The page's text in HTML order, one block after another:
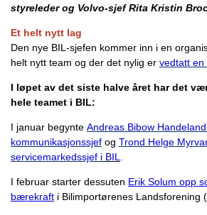
styreleder og Volvo-sjef Rita Kristin
Et helt nytt lag
Den nye BIL-sjefen kommer inn i en
helt nytt team og der det nylig er vedtatt en
I løpet av det siste halve året har det
hele teamet i BIL:
I januar begynte Andreas Bibow
kommunikasjonssjef og Trond Helge
servicemarkedssjef i BIL
I februar starter dessuten Erik Solum opp
bærekraft i Bilimportørenes Landsforening